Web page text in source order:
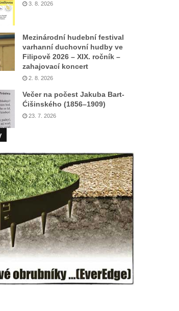
3. 8. 2026
Mezinárodní hudební festival
varhanní duchovní hudby ve
Filipově 2026 – XIX. ročník –
zahajovací koncert
2. 8. 2026
Večer na počest Jakuba Bart-
Ćišinského (1856–1909)
23. 7. 2026